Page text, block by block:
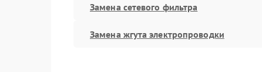
Замена сетевого фильтра
Замена жгута электропроводки